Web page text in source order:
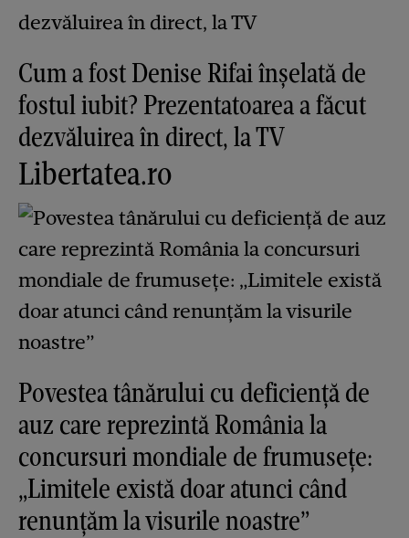
Cum a fost Denise Rifai înșelată de
fostul iubit? Prezentatoarea a făcut
dezvăluirea în direct, la TV
Libertatea.ro
Povestea tânărului cu deficiență de
auz care reprezintă România la
concursuri mondiale de frumusețe:
„Limitele există doar atunci când
renunțăm la visurile noastre”